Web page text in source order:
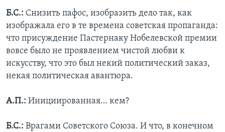
Б.С.: Снизить пафос, изобразить дело так, как
изображала его в те времена советская пропаганда:
что присуждение Пастернаку Нобелевской премии
вовсе было не проявлением чистой любви к
искусству, что это был некий политический заказ,
некая политическая авантюра.
А.П.: Инициированная… кем?
Б.С.: Врагами Советского Союза. И что, в конечном